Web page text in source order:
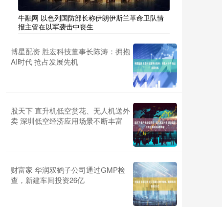
牛融网 以色列国防部长称伊朗伊斯兰革命卫队情
报主管在以军袭击中丧生
博星配资 胜宏科技董事长陈涛：拥抱
AI时代 抢占发展先机
股天下 直升机低空赏花、无人机送外
卖 深圳低空经济应用场景不断丰富
财富家 华润双鹤子公司通过GMP检
查，新建车间投资26亿